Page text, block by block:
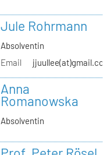
Jule Rohrmann
Absolventin
Email
Anna
Romanowska
Absolventin